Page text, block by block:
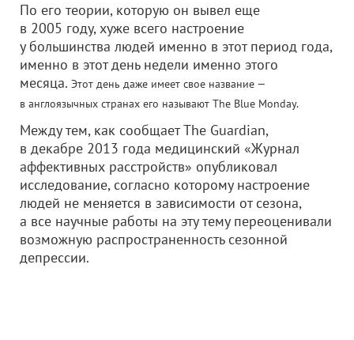
По его теории, которую он вывел еще
в 2005 году, хуже всего настроение
у большинства людей именно в этот период года,
именно в этот день недели именно этого
месяца. Этот день даже имеет свое название —
в англоязычных странах его называют The Blue Monday.
Между тем, как сообщает The Guardian,
в декабре 2013 года медицинский «Журнал
аффективных расстройств» опубликовал
исследование, согласно которому настроение
людей не меняется в зависимости от сезона,
а все научные работы на эту тему переоценивали
возможную распространенность сезонной
депрессии.